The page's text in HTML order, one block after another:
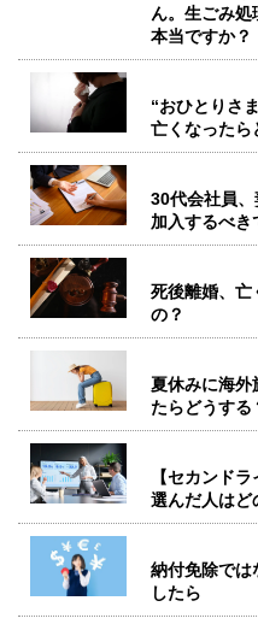
ん。生ごみ処
本当ですか？
“おひとりさ
亡くなったら
30代会社員
加入するべき
死後離婚、亡
の？
夏休みに海外
たらどうする
【セカンド
選んだ人はど
納付免除で
したら